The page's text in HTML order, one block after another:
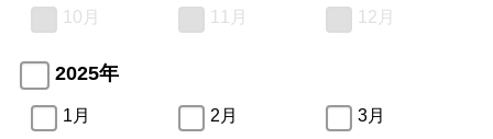
10月 11月 12月
2025年
1月 2月 3月